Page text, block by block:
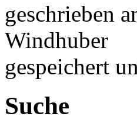
geschrieben
Windhuber
gespeichert
Suche